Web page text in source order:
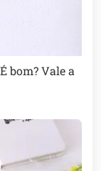
bom? Vale a